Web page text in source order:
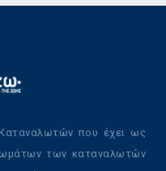
Καταναλωτών που έχει ως
των καταναλωτών